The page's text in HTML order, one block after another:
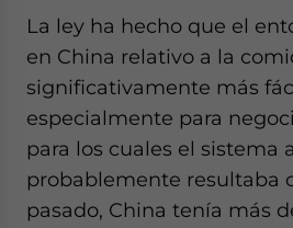
La ley ha hecho que el
en China relativo a la
significativamente más
especialmente para
para los cuales el sistema
probablemente resultaba
pasado, China tenía más